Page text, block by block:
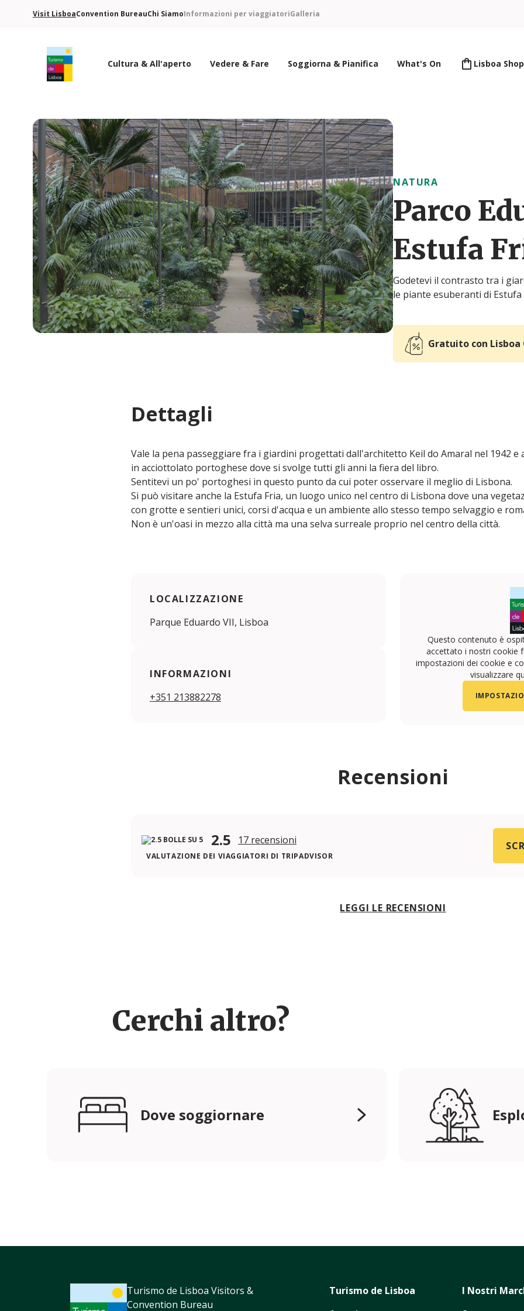
Visit LisboaConvention BureauChi SiamoInformazioni per viaggiatoriGalleria
Cultura & All'aperto Vedere & Fare Soggiorna & Pianifica What's On Lisboa Shop
NATURA
Parco
Estufa
Godetevi il contrasto tra i
le piante esuberanti di Estufa
Gratuito con Lisboa
Dettagli
Vale la pena passeggiare fra i giardini progettati dall'architetto Keil do Amaral nel 1942 e
in acciottolato portoghese dove si svolge tutti gli anni la fiera del libro.
Sentitevi un po' portoghesi in questo punto da cui poter osservare il meglio di Lisbona.
Si può visitare anche la Estufa Fria, un luogo unico nel centro di Lisbona dove una
con grotte e sentieri unici, corsi d'acqua e un ambiente allo stesso tempo selvaggio e
Non è un'oasi in mezzo alla città ma una selva surreale proprio nel centro della città.
LOCALIZZAZIONE
Parque Eduardo VII, Lisboa
INFORMAZIONI
+351 213882278
Questo contenuto è
accettato i nostri cookie
impostazioni dei cookie e
visualizzare
Recensioni
2.5 17 recensioni
VALUTAZIONE DEI VIAGGIATORI DI TRIPADVISOR
LEGGI LE RECENSIONI
Cerchi altro?
Dove soggiornare
Turismo de Lisboa Visitors &
Convention Bureau
Turismo de Lisboa
I Nostri